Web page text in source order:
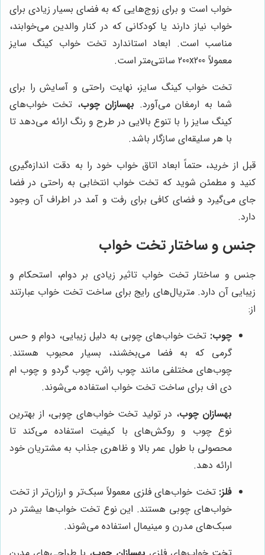
خواب است و برای زوج‌هایی که به فضای بسیار زیادی برای
خواب نیاز دارند یا کودکانی که در کنار والدین می‌خوابند،
مناسب است. ابعاد استاندارد تخت خواب کینگ سایز
معمولاً 200x200 سانتی‌متر است.
تخت خواب کینگ سایز، نهایت راحتی و آسایش را برای
شما به ارمغان می‌آورد. بهسازان چوب، تخت خواب‌های
کینگ سایز را با تنوع بالایی در طرح و رنگ ارائه می‌دهد تا
با هر سلیقه‌ای سازگار باشد.
قبل از خرید، حتماً ابعاد اتاق خواب خود را به دقت اندازه‌گیری
کنید و مطمئن شوید که تخت خواب انتخابی به راحتی در فضا
جای می‌گیرد و فضای کافی برای رفت و آمد در اطراف آن وجود
دارد.
جنس و ساختار تخت خواب
جنس و ساختار تخت خواب تاثیر زیادی بر دوام، استحکام و
زیبایی آن دارد. متریال‌های رایج برای ساخت تخت خواب عبارتند
از:
چوب: تخت خواب‌های چوبی به دلیل زیبایی، دوام و حس
گرمی که به فضا می‌بخشند، بسیار محبوب هستند.
چوب‌های مختلفی مانند چوب راش، چوب گردو و چوب ام
دی اف برای ساخت تخت خواب استفاده می‌شوند.
بهسازان چوب، در تولید تخت خواب‌های چوبی، از بهترین
نوع چوب و روکش‌های با کیفیت استفاده می‌کند تا
محصولی با طول عمر بالا و ظاهری جذاب به مشتریان خود
ارائه دهد.
فلز: تخت خواب‌های فلزی معمولاً سبک‌تر و ارزان‌تر از تخت
خواب‌های چوبی هستند. این نوع تخت خواب‌ها بیشتر در
سبک‌های مدرن و مینیمال استفاده می‌شوند.